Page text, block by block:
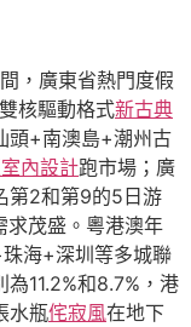
，廣東省熱門度假
核驅動格式新古典
頭+南澳島+潮州古
內設計跑市場；廣
第2和第9的5日游
求茂盛。粵港澳年
海+深圳等多城聯
11.2%和8.7%，港
水瓶侘寂風在地下